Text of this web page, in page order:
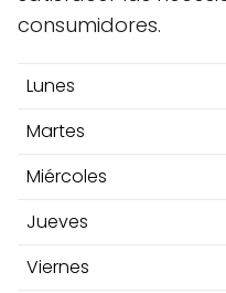
consumidores.
Lunes
Martes
Miércoles
Jueves
Viernes